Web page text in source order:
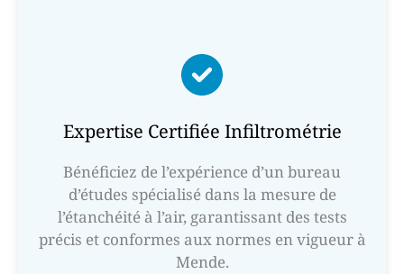
Expertise Certifiée Infiltrométrie
Bénéficiez de l’expérience d’un bureau
d’études spécialisé dans la mesure de
l’étanchéité à l’air, garantissant des tests
précis et conformes aux normes en vigueur à
Mende.